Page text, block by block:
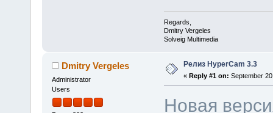
Regards,
Dmitry Vergeles
Solveig Multimedia
Dmitry Vergeles
Administrator
Users
Релиз HyperCam 3.3
« Reply #1 on: September
Новая